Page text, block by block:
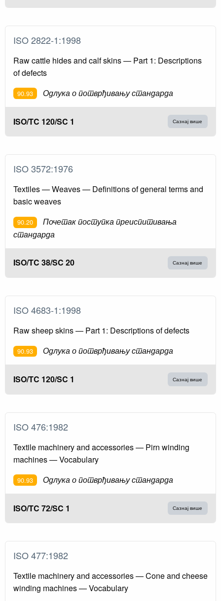
ISO 2822-1:1998
Raw cattle hides and calf skins — Part 1: Descriptions
of defects
90.93 Одлука о потврђивању стандарда
ISO/TC 120/SC 1 Сазнај више
ISO 3572:1976
Textiles — Weaves — Definitions of general terms and
basic weaves
90.20
Почетак поступка преиспитивања
стандарда
ISO/TC 38/SC 20 Сазнај више
ISO 4683-1:1998
Raw sheep skins — Part 1: Descriptions of defects
90.93 Одлука о потврђивању стандарда
ISO/TC 120/SC 1 Сазнај више
ISO 476:1982
Textile machinery and accessories — Pirn winding
machines — Vocabulary
90.93 Одлука о потврђивању стандарда
ISO/TC 72/SC 1 Сазнај више
ISO 477:1982
Textile machinery and accessories — Cone and cheese
winding machines — Vocabulary